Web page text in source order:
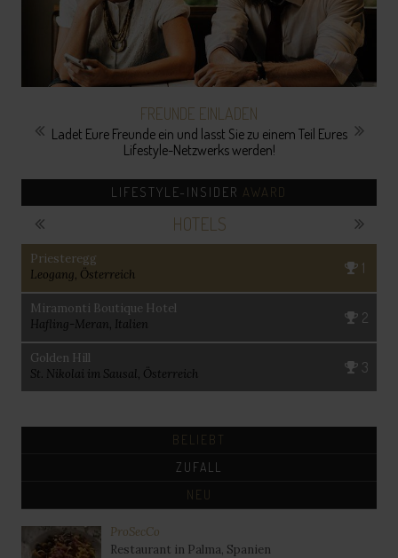
FREUNDE EINLADEN
Ladet Eure Freunde ein und lasst Sie zu einem Teil Eures
Lifestyle-Netzwerks werden!
LIFESTYLE-INSIDER AWARD
HOTELS
Priesteregg
Leogang, Österreich
1
Miramonti Boutique Hotel
Hafling-Meran, Italien
2
Golden Hill
St. Nikolai im Sausal, Österreich
3
BELIEBT
ZUFALL
NEU
ProSecCo
Restaurant in Palma, Spanien